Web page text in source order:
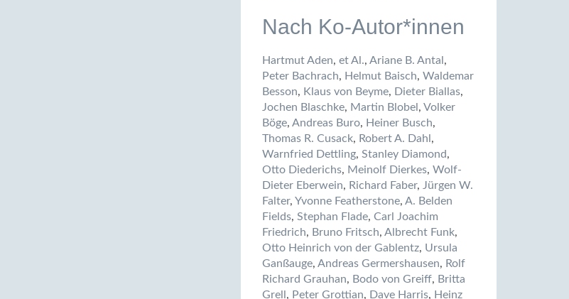
Nach Ko-Autor*innen
Hartmut Aden, et Al., Ariane B. Antal ,
Peter Bachrach, Helmut Baisch, Waldemar
Besson, Klaus von Beyme, Dieter Biallas,
Jochen Blaschke, Martin Blobel , Volker
Böge, Andreas Buro, Heiner Busch,
Thomas R. Cusack, Robert A. Dahl ,
Warnfried Dettling, Stanley Diamond,
Otto Diederichs, Meinolf Dierkes, Wolf-
Dieter Eberwein, Richard Faber, Jürgen W.
Falter, Yvonne Featherstone, A. Belden
Fields, Stephan Flade, Carl Joachim
Friedrich, Bruno Fritsch, Albrecht Funk,
Otto Heinrich von der Gablentz, Ursula
Ganßauge, Andreas Germershausen, Rolf
Richard Grauhan, Bodo von Greiff, Britta
Grell , Peter Grottian, Dave Harris, Heinz